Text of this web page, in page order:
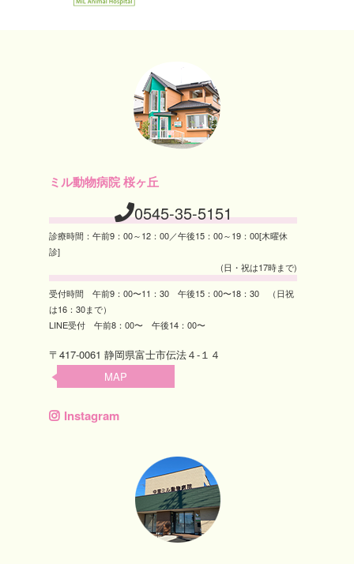
ミル動物病院 桜ヶ丘
0545-35-5151
診療時間：午前9：00～12：00／午後15：00～19：00[木曜休
診]
(日・祝は17時まで)
受付時間 午前9：00〜11：30 午後15：00〜18：30 （日祝
は16：30まで）
LINE受付 午前8：00〜 午後14：00〜
〒417-0061 静岡県富士市伝法４-１４
MAP
Instagram